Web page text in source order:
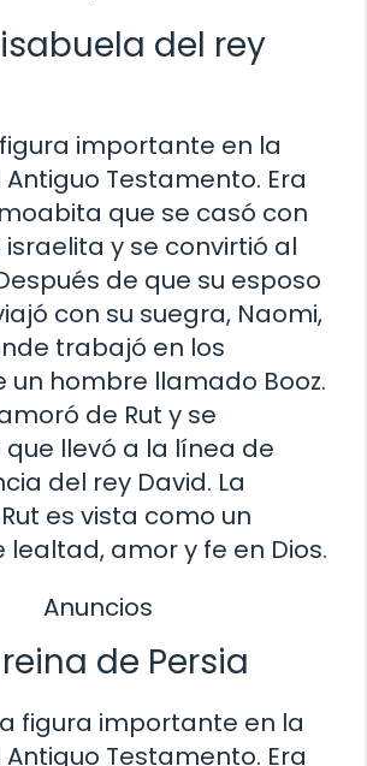
del rey
importante en la
Testamento. Era
que se casó con
y se convirtió al
de que su esposo
con su suegra, Naomi,
trabajó en los
un hombre llamado Booz.
de Rut y se
llevó a la línea de
del rey David. La
es vista como un
amor y fe en Dios.
Anuncios
de Persia
figura importante en la
Testamento. Era